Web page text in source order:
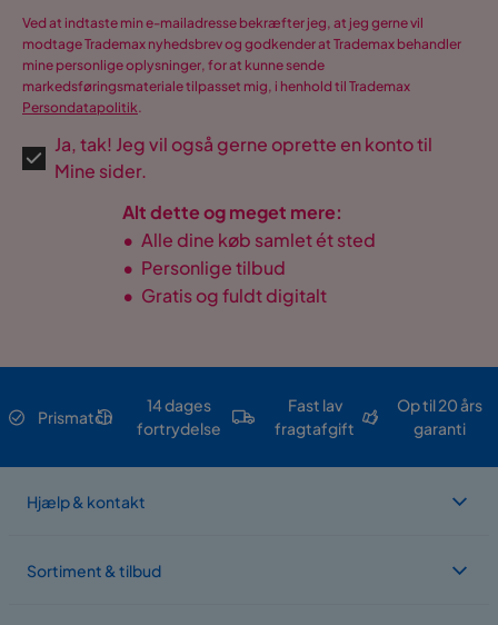
Ved at indtaste min e-mailadresse bekræfter jeg, at jeg gerne vil
modtage Trademax nyhedsbrev og godkender at Trademax behandler
mine personlige oplysninger, for at kunne sende
markedsføringsmateriale tilpasset mig, i henhold til Trademax
Persondatapolitik.
Ja, tak! Jeg vil også gerne oprette en konto til
Mine sider.
Alt dette og meget mere:
• Alle dine køb samlet ét sted
• Personlige tilbud
• Gratis og fuldt digitalt
Prismatch
14 dages
fortrydelse
Fast lav
fragtafgift
Op til 20 års
garanti
Hjælp & kontakt
Sortiment & tilbud